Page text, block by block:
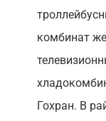
комбинат
Гохран. В